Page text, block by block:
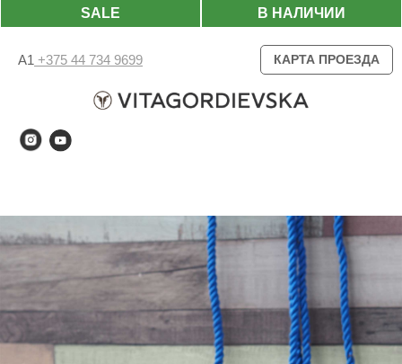
В НАЛИЧИИ
SALE
А1 +375 44 734 9699 КАРТА ПРОЕЗДА